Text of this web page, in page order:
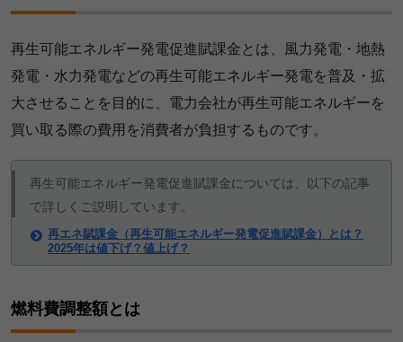
再生可能エネルギー発電促進賦課金とは、風力発電・地熱
発電・水力発電などの再生可能エネルギー発電を普及・拡
大させることを目的に、電力会社が再生可能エネルギーを
買い取る際の費用を消費者が負担するものです。
再生可能エネルギー発電促進賦課金については、以下の記事
で詳しくご説明しています。
再エネ賦課金（再生可能エネルギー発電促進賦課金）とは？
2025年は値下げ？値上げ？
燃料費調整額とは